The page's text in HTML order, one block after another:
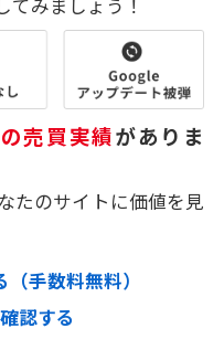
みましょう！
売買実績がありま
たのサイトに価値を見
手数料無料）
認する